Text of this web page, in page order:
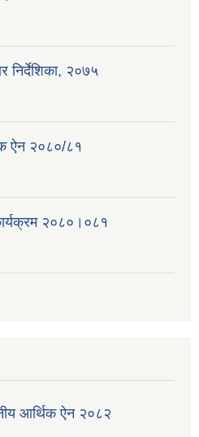
निर्देशिका, २०७५
ऐन २०८०/८१
२०८०।०८१
आर्थिक ऐन २०८२